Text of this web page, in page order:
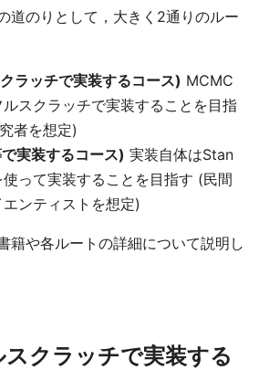
道のりとして，大きく2通りのルー
ラッチで実装するコース) MCMC
スクラッチで実装することを目指
者を想定)
実装するコース) 実装自体はStan
って実装することを目指す (民間
ンティストを想定)
籍や各ルートの詳細について説明し
クラッチで実装する